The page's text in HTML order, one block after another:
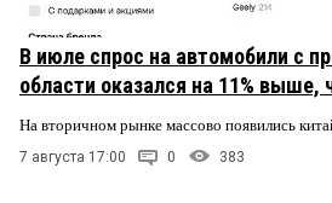
В июле спрос на автомобили с
области оказался на 11% выше,
На вторичном рынке массово появились
7 августа 17:00 0 383